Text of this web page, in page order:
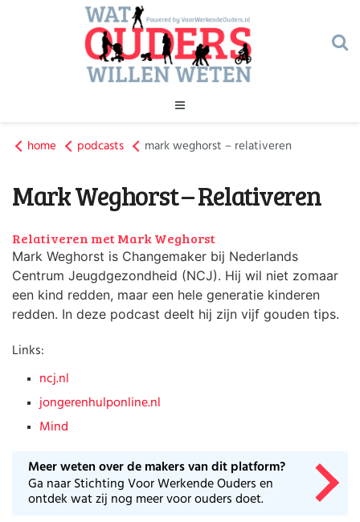
Gezondheid
Kinderopvang
Onderwijs
Ouderschap
Veiligheid
Verlof
Werk
Geld
Onderwijs
Veiligheid
Verlof
Werk
Onderwijs
home podcasts mark weghorst – relativeren
Mark Weghorst – Relativeren
Relativeren met Mark Weghorst
Mark Weghorst is Changemaker bij Nederlands
Centrum Jeugdgezondheid (NCJ). Hij wil niet zomaar
een kind redden, maar een hele generatie kinderen
redden. In deze podcast deelt hij zijn vijf gouden tips.
Links:
ncj.nl
jongerenhulponline.nl
Mind
Meer weten over de makers van dit platform?
Ga naar Stichting Voor Werkende Ouders en
ontdek wat zij nog meer voor ouders doet.